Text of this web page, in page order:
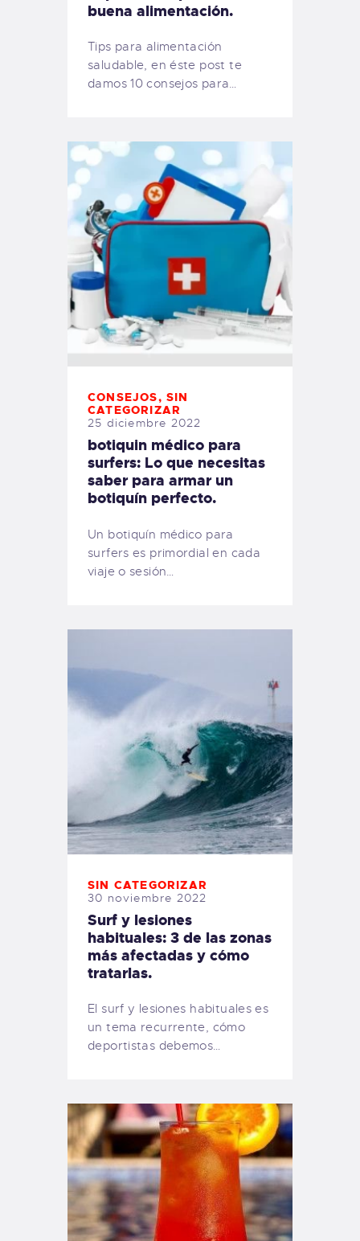
buena alimentación.
Tips para alimentación
saludable, en éste post te
damos 10 consejos para…
CONSEJOS,SIN
CATEGORIZAR
25 diciembre 2022
botiquin médico para
surfers: Lo que necesitas
saber para armar un
botiquín perfecto.
Un botiquín médico para
surfers es primordial en cada
viaje o sesión…
SIN CATEGORIZAR
30 noviembre 2022
Surf y lesiones
habituales: 3 de las zonas
más afectadas y cómo
tratarlas.
El surf y lesiones habituales es
un tema recurrente, cómo
deportistas debemos…